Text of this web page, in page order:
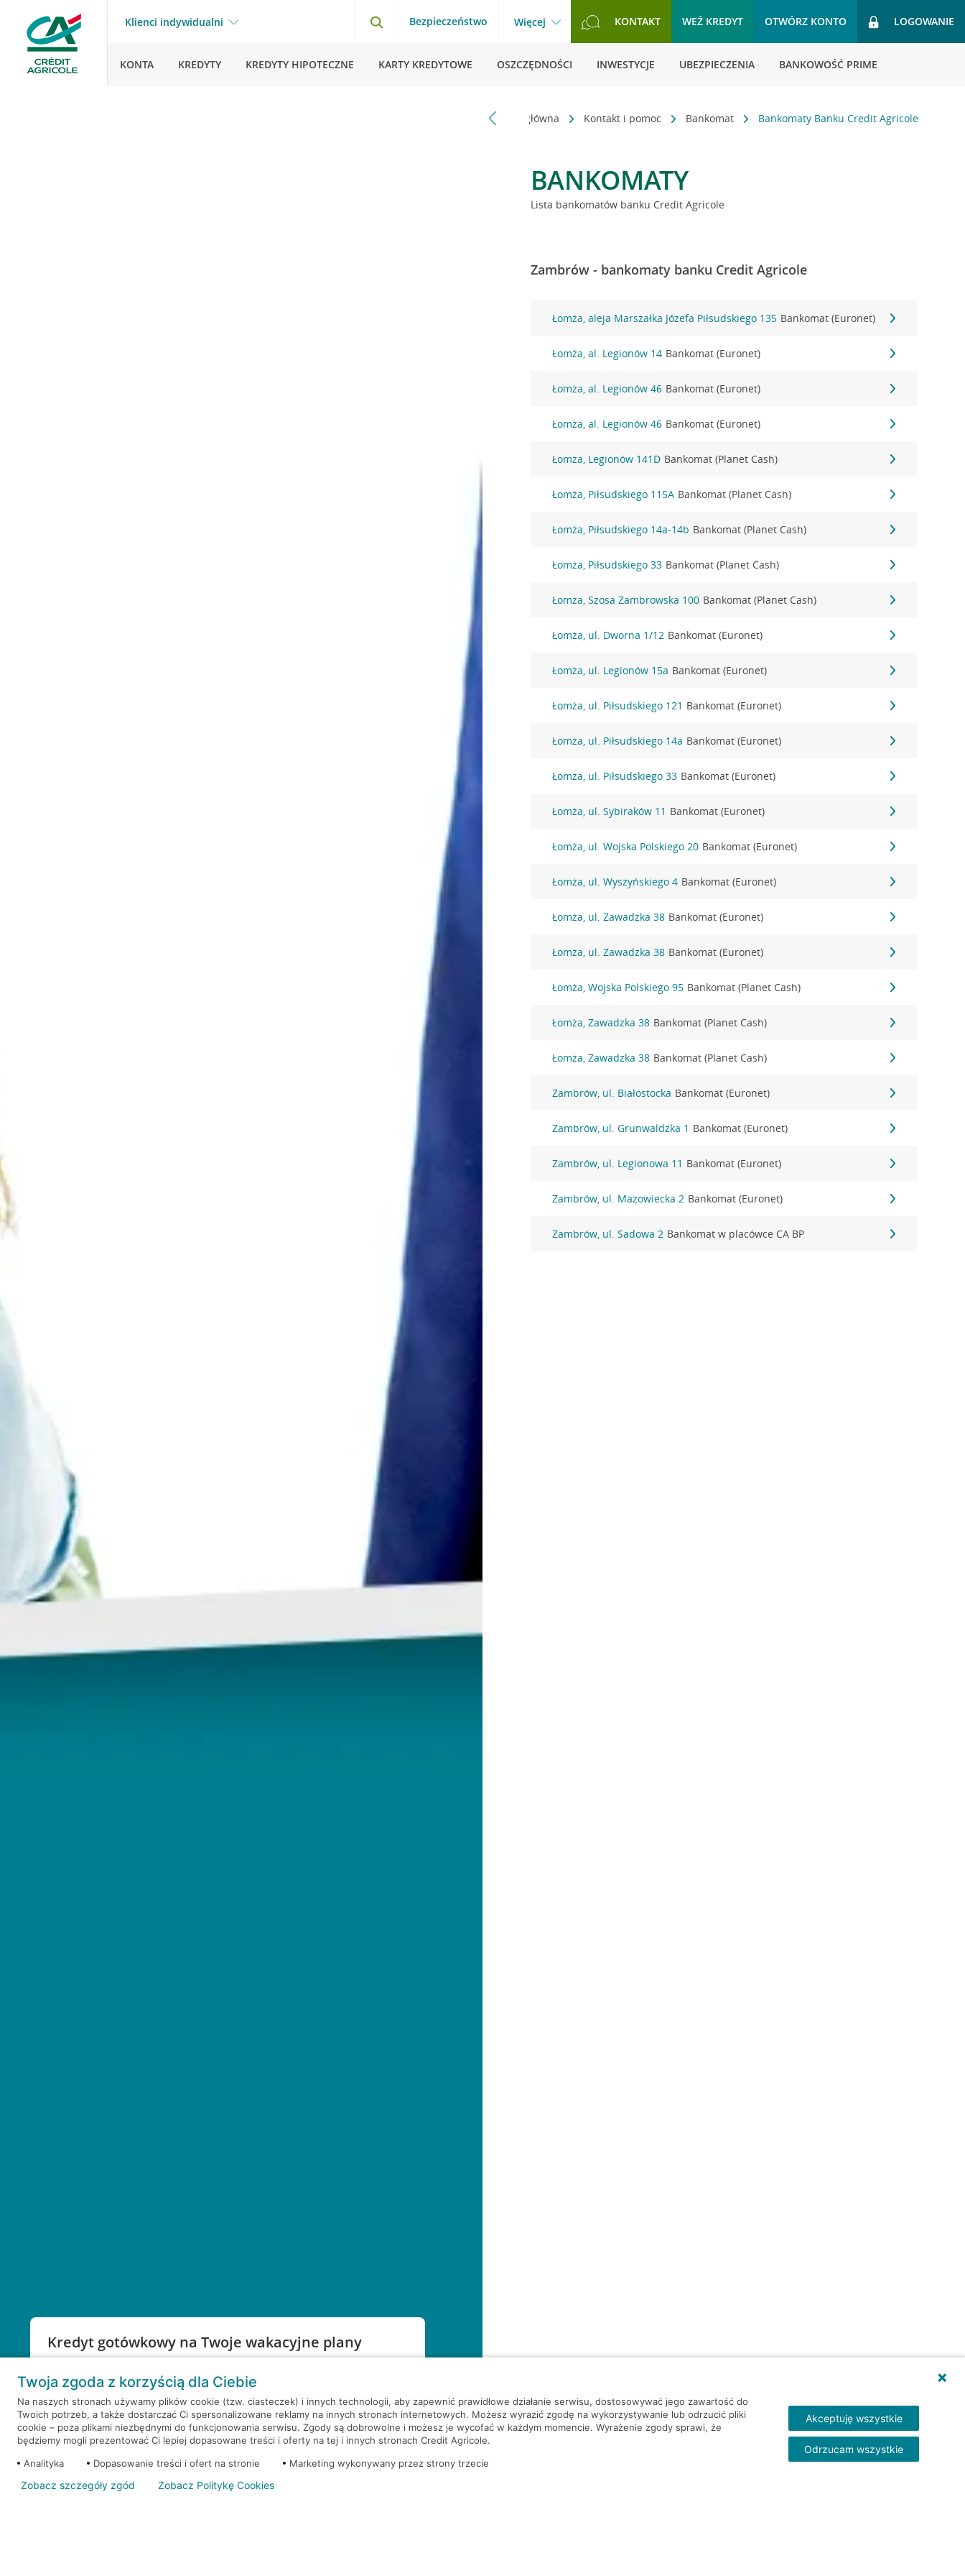
Klienci indywidualni Bezpieczeństwo Więcej KONTAKT WEŹ KREDYT OTWÓRZ KONTO LOGOWANIE
KONTA KREDYTY KREDYTY HIPOTECZNE KARTY KREDYTOWE OSZCZĘDNOŚCI INWESTYCJE UBEZPIECZENIA BANKOWOŚĆ PRIME
Kredyt gotówkowy na Twoje wakacyjne plany
RRSO: 9,6%
WEŹ KREDYT NOTA PRAWNA
Strona główna Kontakt i pomoc Bankomat Bankomaty Banku Credit Agricole
BANKOMATY
Lista bankomatów banku Credit Agricole
Zambrów - bankomaty banku Credit Agricole
Łomża, aleja Marszałka Józefa Piłsudskiego 135 Bankomat (Euronet)
Łomża, al. Legionów 14 Bankomat (Euronet)
Łomża, al. Legionów 46 Bankomat (Euronet)
Łomża, al. Legionów 46 Bankomat (Euronet)
Łomża, Legionów 141D Bankomat (Planet Cash)
Łomża, Piłsudskiego 115A Bankomat (Planet Cash)
Łomża, Piłsudskiego 14a-14b Bankomat (Planet Cash)
Łomża, Piłsudskiego 33 Bankomat (Planet Cash)
Łomża, Szosa Zambrowska 100 Bankomat (Planet Cash)
Łomża, ul. Dworna 1/12 Bankomat (Euronet)
Łomża, ul. Legionów 15a Bankomat (Euronet)
Łomża, ul. Piłsudskiego 121 Bankomat (Euronet)
Łomża, ul. Piłsudskiego 14a Bankomat (Euronet)
Łomża, ul. Piłsudskiego 33 Bankomat (Euronet)
Łomża, ul. Sybiraków 11 Bankomat (Euronet)
Łomża, ul. Wojska Polskiego 20 Bankomat (Euronet)
Łomża, ul. Wyszyńskiego 4 Bankomat (Euronet)
Łomża, ul. Zawadzka 38 Bankomat (Euronet)
Łomża, ul. Zawadzka 38 Bankomat (Euronet)
Łomża, Wojska Polskiego 95 Bankomat (Planet Cash)
Łomża, Zawadzka 38 Bankomat (Planet Cash)
Łomża, Zawadzka 38 Bankomat (Planet Cash)
Zambrów, ul. Białostocka Bankomat (Euronet)
Zambrów, ul. Grunwaldzka 1 Bankomat (Euronet)
Zambrów, ul. Legionowa 11 Bankomat (Euronet)
Zambrów, ul. Mazowiecka 2 Bankomat (Euronet)
Zambrów, ul. Sadowa 2 Bankomat w placówce CA BP
Twoja zgoda z korzyścią dla Ciebie
Na naszych stronach używamy plików cookie (tzw. ciasteczek) i innych technologii, aby zapewnić prawidłowe działanie serwisu, dostosowywać jego zawartość do
Twoich potrzeb, a także dostarczać Ci spersonalizowane reklamy na innych stronach internetowych. Możesz wyrazić zgodę na wykorzystywanie lub odrzucić pliki
cookie – poza plikami niezbędnymi do funkcjonowania serwisu. Zgody są dobrowolne i możesz je wycofać w każdym momencie. Wyrażenie zgody sprawi, że
będziemy mogli prezentować Ci lepiej dopasowane treści i oferty na tej i innych stronach Credit Agricole.
Analityka
Dopasowanie treści i ofert na stronie Marketing wykonywany przez strony trzecie
Akceptuję wszystkie
Odrzucam wszystkie
Zobacz szczegóły zgód Zobacz Politykę Cookies